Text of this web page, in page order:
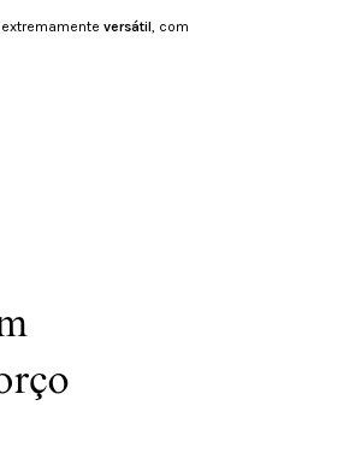
extremamente versátil, com